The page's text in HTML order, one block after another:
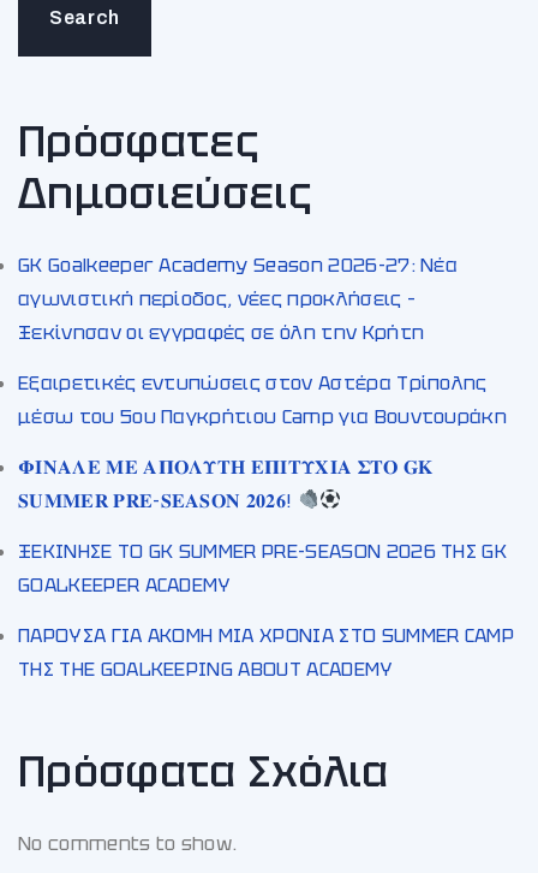
Search
Πρόσφατες
Δημοσιεύσεις
GK Goalkeeper Academy Season 2026-27: Νέα
αγωνιστική περίοδος, νέες προκλήσεις –
Ξεκίνησαν οι εγγραφές σε όλη την Κρήτη
Εξαιρετικές εντυπώσεις στον Αστέρα Τρίπολης
μέσω του 5ου Παγκρήτιου Camp για Βουντουράκη
𝚽𝚰𝚴𝚨𝚲𝚬 𝚳𝚬 𝚨𝚷𝚶𝚲𝚼𝚻𝚮 𝚬𝚷𝚰𝚻𝚼𝚾𝚰𝚨 𝚺𝚻𝚶 𝐆𝐊
𝐒𝐔𝐌𝐌𝐄𝐑 𝐏𝐑𝐄-𝐒𝐄𝐀𝐒𝐎𝐍 𝟐𝟎𝟐𝟔!
ΞΕΚΙΝΗΣΕ ΤΟ GK SUMMER PRE-SEASON 2026 ΤΗΣ GK
GOALKEEPER ACADEMY
ΠΑΡΟΥΣΑ ΓΙΑ ΑΚΟΜΗ ΜΙΑ ΧΡΟΝΙΑ ΣΤΟ SUMMER CAMP
ΤΗΣ THE GOALKEEPING ABOUT ACADEMY
Πρόσφατα Σχόλια
No comments to show.